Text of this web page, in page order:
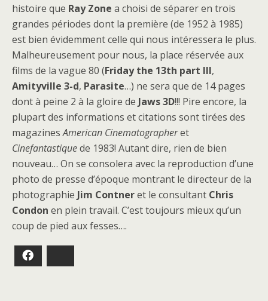
histoire que Ray Zone a choisi de séparer en trois
grandes périodes dont la première (de 1952 à 1985)
est bien évidemment celle qui nous intéressera le plus.
Malheureusement pour nous, la place réservée aux
films de la vague 80 (Friday the 13th part III,
Amityville 3-d, Parasite…) ne sera que de 14 pages
dont à peine 2 à la gloire de Jaws 3D!!! Pire encore, la
plupart des informations et citations sont tirées des
magazinesAmerican Cinematographeret
Cinefantastiquede 1983! Autant dire, rien de bien
nouveau… On se consolera avec la reproduction d’une
photo de presse d’époque montrant le directeur de la
photographie Jim Contneret le consultant Chris
Condon en plein travail. C’est toujours mieux qu’un
coup de pied aux fesses….